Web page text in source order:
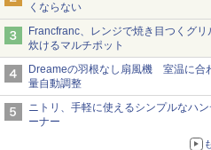
くならない
Francfranc、レンジで焼き目つくグリ
炊けるマルチポット
Dreameの羽根なし扇風機 室温に合
量自動調整
ニトリ、手軽に使えるシンプルなハン
ーナー